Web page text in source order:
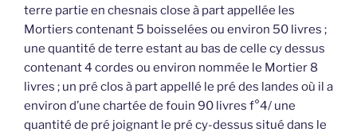
terre partie en chesnais close à part appellée les
Mortiers contenant 5 boisselées ou environ 50 livres ;
une quantité de terre estant au bas de celle cy dessus
contenant 4 cordes ou environ nommée le Mortier 8
livres ; un pré clos à part appellé le pré des landes où il a
environ d’une chartée de fouin 90 livres f°4/ une
quantité de pré joignant le pré cy-dessus situé dans le